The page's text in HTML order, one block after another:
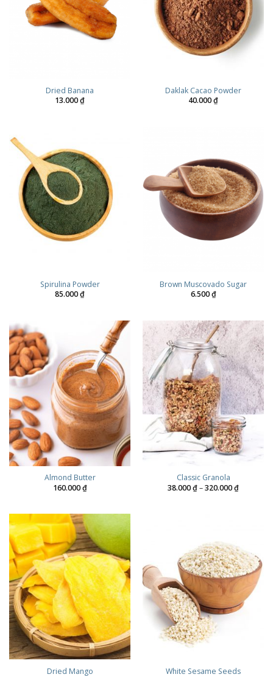
Dried Banana
13.000₫
Daklak Cacao Powder
40.000₫
Spirulina Powder
85.000₫
Brown Muscovado Sugar
6.500₫
Almond Butter
160.000₫
Classic Granola
38.000₫–320.000₫Price
Dried Mango
White Sesame Seeds